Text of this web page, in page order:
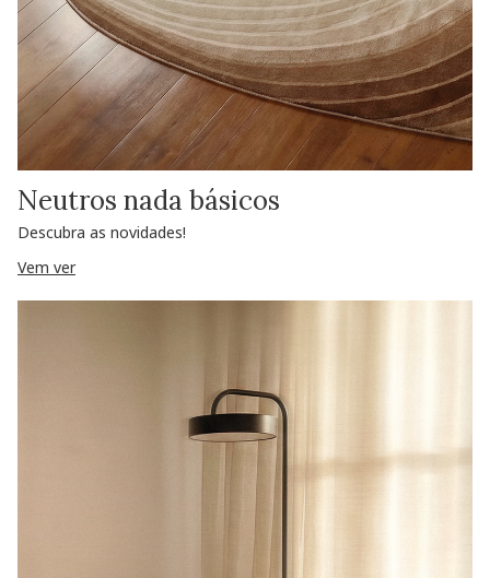
Neutros nada básicos
Descubra as novidades!
Vem ver